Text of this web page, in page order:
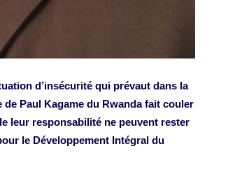
d’insécurité qui prévaut dans la
Paul Kagame du Rwanda fait couler
leur responsabilité ne peuvent rester
le Développement Intégral du